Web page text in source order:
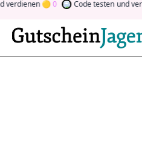
0 Code testen und verdienen